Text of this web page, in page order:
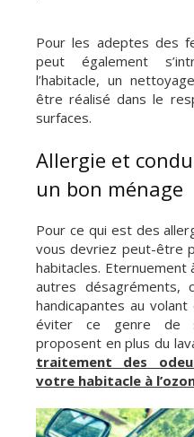
Pour les adeptes des
peut également
l’habitacle, un
être réalisé dans le
surfaces.
Allergie et
un bon ménage
Pour ce qui est des
vous devriez peut-être
habitacles.
autres désagréments,
handicapantes au
éviter ce genre de
proposent en plus du
traitement des
votre habitacle à